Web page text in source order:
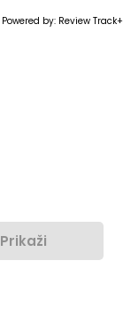
Powered by: Review Track+
Prikaži